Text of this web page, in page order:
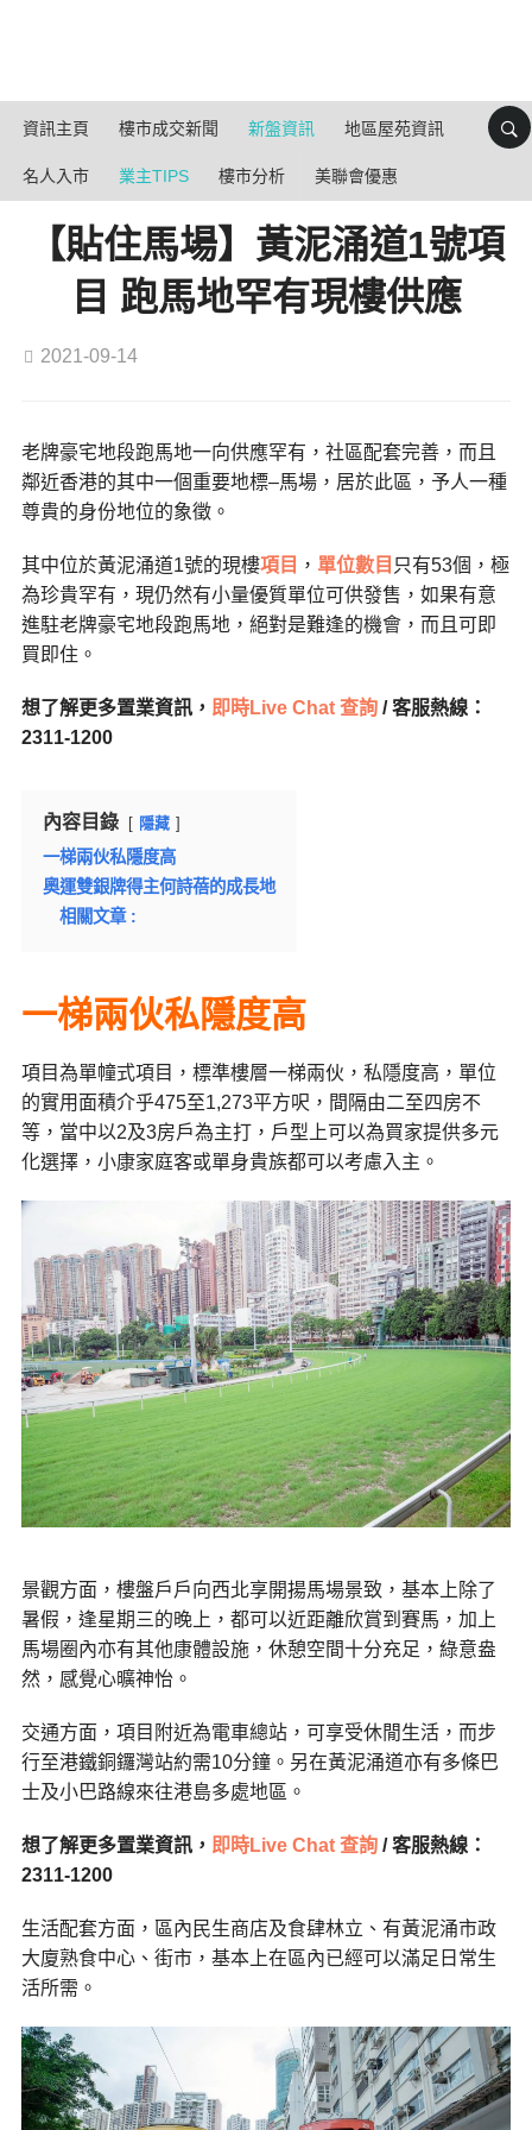
資訊主頁 樓市成交新聞 新盤資訊 地區屋苑資訊
名人入市 業主TIPS 樓市分析 美聯會優惠
【貼住馬場】黃泥涌道1號項
目 跑馬地罕有現樓供應
2021-09-14
老牌豪宅地段跑馬地一向供應罕有，社區配套完善，而且
鄰近香港的其中一個重要地標–馬場，居於此區，予人一種
尊貴的身份地位的象徵。
其中位於黃泥涌道1號的現樓項目 ， 單位數目 只有53個，極
為珍貴罕有，現仍然有小量優質單位可供發售，如果有意
進駐老牌豪宅地段跑馬地，絕對是難逢的機會，而且可即
買即住。
想了解更多置業資訊， 即時Live Chat 查詢/ 客服熱線：
2311-1200
內容目錄 隱藏
一梯兩伙私隱度高
奧運雙銀牌得主何詩蓓的成長地
相關文章 :
一梯兩伙私隱度高
項目為單幢式項目，標準樓層一梯兩伙，私隱度高，單位
的實用面積介乎475至1,273平方呎，間隔由二至四房不
等，當中以2及3房戶為主打，戶型上可以為買家提供多元
化選擇，小康家庭客或單身貴族都可以考慮入主。
景觀方面，樓盤戶戶向西北享開揚馬場景致，基本上除了
暑假，逢星期三的晚上，都可以近距離欣賞到賽馬，加上
馬場圈內亦有其他康體設施，休憩空間十分充足，綠意盎
然，感覺心曠神怡。
交通方面，項目附近為電車總站，可享受休閒生活，而步
行至港鐵銅鑼灣站約需10分鐘。另在黃泥涌道亦有多條巴
士及小巴路線來往港島多處地區。
想了解更多置業資訊， 即時Live Chat 查詢/ 客服熱線：
2311-1200
生活配套方面，區內民生商店及食肆林立、有黃泥涌市政
大廈熟食中心、街市，基本上在區內已經可以滿足日常生
活所需。